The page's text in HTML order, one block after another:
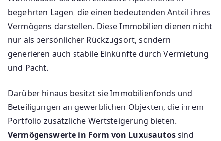
begehrten Lagen, die einen bedeutenden Anteil ihres
Vermögens darstellen. Diese Immobilien dienen nicht
nur als persönlicher Rückzugsort, sondern
generieren auch stabile Einkünfte durch Vermietung
und Pacht.
Darüber hinaus besitzt sie Immobilienfonds und
Beteiligungen an gewerblichen Objekten, die ihrem
Portfolio zusätzliche Wertsteigerung bieten.
Vermögenswerte in Form von Luxusautossind